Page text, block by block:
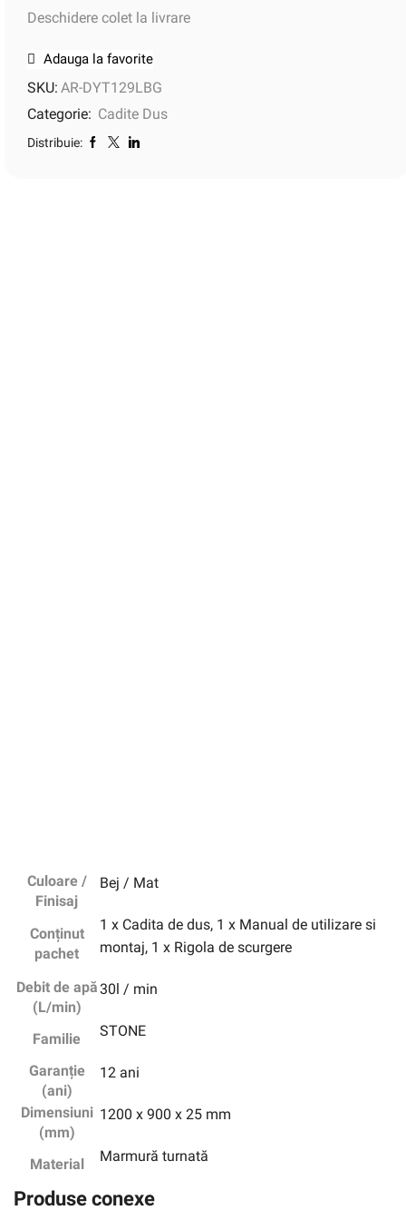
Deschidere colet la livrare
Adauga la favorite
SKU: AR-DYT129LBG
Categorie: Cadite Dus
Distribuie:
Culoare /
Finisaj
Bej / Mat
Conținut
pachet
1 x Cadita de dus, 1 x Manual de utilizare si
montaj, 1 x Rigola de scurgere
Debit de apă
(L/min)
30l / min
Familie STONE
Garanție
(ani)
12 ani
Dimensiuni
(mm)
1200 x 900 x 25 mm
Material Marmură turnată
Produse conexe